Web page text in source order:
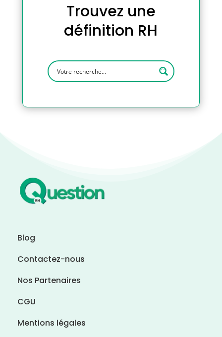
Trouvez une
définition RH
Blog
Contactez-nous
Nos Partenaires
CGU
Mentions légales